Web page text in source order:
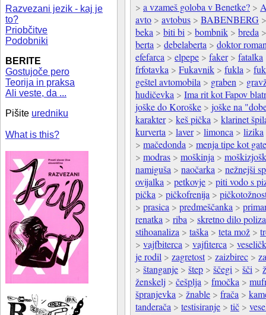
Razvezani jezik - kaj je
to?
Priobčitve
Podobniki
BERITE
Gostujoče pero
Teorija in praksa
Ali veste, da ...
Pišite uredniku
What is this?
> a vzameš goloba v Benetke? >
avto > avtobus > BABENBERG
beka > biti bi > bombnik > breda
berta > debelaberta > doktor
efefarca > elpepe > faker> fatalka
frfotavka > Fukavnik > fukla >
geštel avtomobila > graben >
hudičevka > Ima rit kot Fapov
joške do Koroške > joške na
karakter> keš pička > klarinet
kurverta > laver> limonca > lizika
> mačedonda > menja tipe kot gate
> modras > moškinja >
namiguša > naočarka > nežnejši
ovijalka > petkovje > piti vodo s
pička > pičkofrenija >
> prasica > predmeščanka >
renatka > riba > skretno dilo
stihoanaliza > taška > teta mož >
> vajfbiterca > vajfiterca >
je rodil > zagretost> zaizbirec >
> štanganje > štep > ščegi > šči >
ženskelj > češplja > fmočka >
špranjevka > žnable > frača >
tanderača > testisiranje > tič >